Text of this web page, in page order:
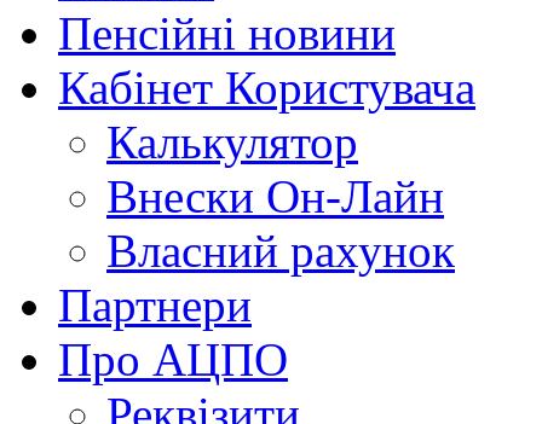
Пенсійні новини
Кабінет Користувача
Калькулятор
Внески Он-Лайн
Власний рахунок
Партнери
Про АЦПО
Реквізити